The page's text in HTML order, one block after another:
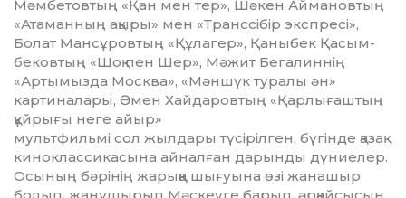
Мәмбетовтың «Қан мен тер», Шәкен Аймановтың
«Атаманның ақыры» мен «Транс­сі­бір экспресі»,
Болат Мансұров­тың «Құлагер», Қаныбек Қасым­
бе­ков­тың «Шоқ пен Шер», Мәжит Бегалиннің
«Артымызда Москва», «Мәншүк туралы ән»
картиналары, Әмен Хайдаровтың «Қарлы­ғаш­тың
құйрығы неге айыр»
муль­т­­фильмі сол жылдары түсіріл­ген, бүгінде қазақ
киноклассикасына айналған дарынды дүниелер.
Осының бәрінің жарыққа шы­ғуы­на өзі жанашыр